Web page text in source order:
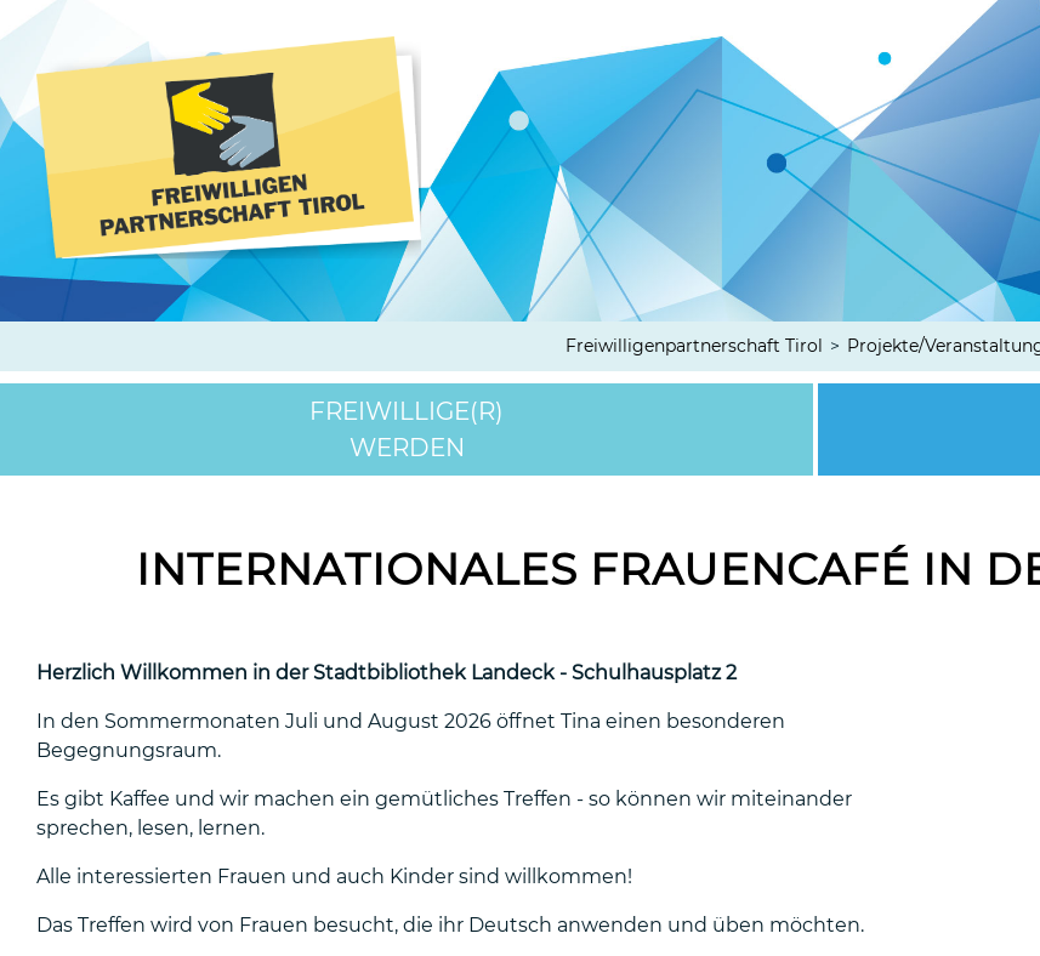
Freiwilligenpartnerschaft Tirol > Projekte/
FREIWILLIGE(R)
WERDEN
INTERNATIONALES FRAUENCAFÉ IN
Herzlich Willkommen in der Stadtbibliothek Landeck - Schulhausplatz 2
In den Sommermonaten Juli und August 2026 öffnet Tina einen besonderen
Begegnungsraum.
Es gibt Kaffee und wir machen ein gemütliches Treffen - so können wir miteinander
sprechen, lesen, lernen.
Alle interessierten Frauen und auch Kinder sind willkommen!
Das Treffen wird von Frauen besucht, die ihr Deutsch anwenden und üben möchten.